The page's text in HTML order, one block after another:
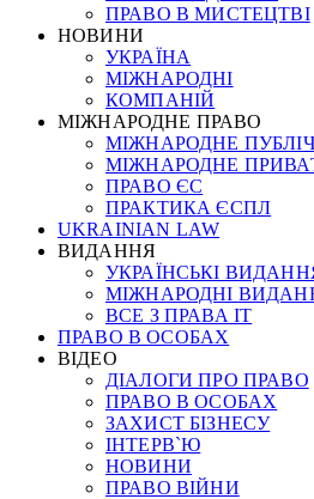
ПРАВО В МИСТЕЦТВІ
НОВИНИ
УКРАЇНА
МІЖНАРОДНІ
КОМПАНІЙ
МІЖНАРОДНЕ ПРАВО
МІЖНАРОДНЕ
МІЖНАРОДНЕ
ПРАВО ЄС
ПРАКТИКА ЄСПЛ
UKRAINIAN LAW
ВИДАННЯ
УКРАЇНСЬКІ
МІЖНАРОДНІ
ВСЕ З ПРАВА ІТ
ПРАВО В ОСОБАХ
ВІДЕО
ДІАЛОГИ ПРО ПРАВО
ПРАВО В ОСОБАХ
ЗАХИСТ БІЗНЕСУ
ІНТЕРВ`Ю
НОВИНИ
ПРАВО ВІЙНИ